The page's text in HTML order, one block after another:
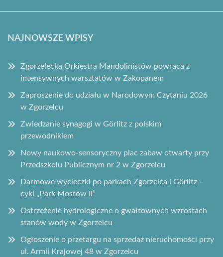
NAJNOWSZE WPISY
Zgorzelecka Orkiestra Mandolinistów powraca z
intensywnych warsztatów w Zakopanem
Zaproszenie do udziału w Narodowym Czytaniu 2026
w Zgorzelcu
Zwiedzanie synagogi w Görlitz z polskim
przewodnikiem
Nowy naukowo-sensoryczny plac zabaw otwarty przy
Przedszkolu Publicznym nr 2 w Zgorzelcu
Darmowe wycieczki po parkach Zgorzelca i Görlitz –
cykl „Park Mostów II”
Ostrzeżenie hydrologiczne o gwałtownych wzrostach
stanów wody w Zgorzelcu
Ogłoszenie o przetargu na sprzedaż nieruchomości przy
ul. Armii Krajowej 48 w Zgorzelcu